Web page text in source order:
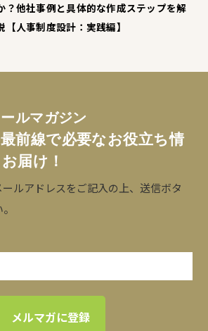
？他社事例と具体的な作成ステップを解
【人事制度設計：実践編】
ルマガジン
前線で必要なお役立ち情
届け！
ルアドレスをご記入の上、送信ボタ